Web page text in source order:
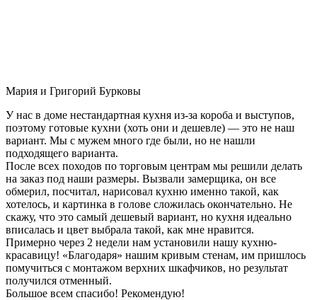
Мария и Григорий Бурковы
У нас в доме нестандартная кухня из-за короба и выступов,
поэтому готовые кухни (хоть они и дешевле) — это не наш
вариант. Мы с мужем много где были, но не нашли
подходящего варианта.
После всех походов по торговым центрам мы решили делать
на заказ под наши размеры. Вызвали замерщика, он все
обмерил, посчитал, нарисовал кухню именно такой, как
хотелось, и картинка в голове сложилась окончательно. Не
скажу, что это самый дешевый вариант, но кухня идеально
вписалась и цвет выбрала такой, как мне нравится.
Примерно через 2 недели нам установили нашу кухню-
красавицу! «Благодаря» нашим кривым стенам, им пришлось
помучиться с монтажом верхних шкафчиков, но результат
получился отменный.
Большое всем спасибо! Рекомендую!